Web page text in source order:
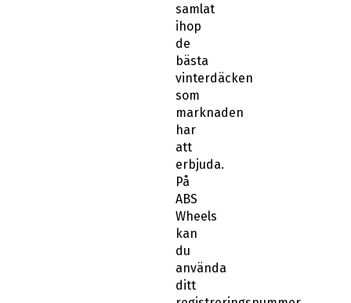
samlat
ihop
de
bästa
vinterdäcken
som
marknaden
har
att
erbjuda.
På
ABS
Wheels
kan
du
använda
ditt